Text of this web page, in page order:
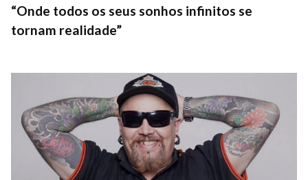
“Onde todos os seus sonhos infinitos se
tornam realidade”